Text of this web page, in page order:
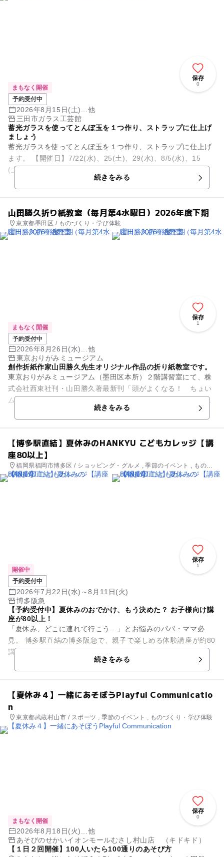
保存
0
まもなく開催
予約受付中
2026年8月15日(土)...他
三田市ガラス工芸館
蓄光ガラスを使ってとんぼ玉を１つ作り、ストラップに仕上げ
ましょう
蓄光ガラスを使ってとんぼ玉を１つ作り、ストラップに仕上げ
ます。 【開催日】7/22(水)、25(土)、29(水)、8/5(水)、15
(土)、19(水) 【開催時間】13:00～15:00 ...
続きをみる
山田勝久折り紙教室（毎月第4水曜日）2026年度下期
東京都墨田区 / ものづくり・学び体験
保存
1
まもなく開催
予約受付中
2026年8月26日(水)...他
東京おりがみミュージアム
創作折紙作家山田勝久先生オリジナル作品の折り紙教室です。
東京おりがみミュージアム（墨田区本所）２階講習室にて、株
式会社西東社刊・山田勝久著最新刊「頭がよくなる！ ちょい
ムズおりがみ」の著者で、日本折紙協会認定折紙講師でもある
山田勝久先生から、オリジナ...続きをみる
【博多駅直結】夏休みのHANKYU こどもカレッジ【講
座80以上】
福岡県福岡市博多区 / ショッピング・グルメ , 季節のイベント , ものづ
くり・学び体験 , 街なかイベント
保存
1
開催中
予約受付中
2026年7月22日(水)～8月11日(火)
博多阪急
【予約受付中】夏休みのおでかけ、もう決めた？ お子様向け講
座が80以上！
「夏休み、どこに連れて行こう…」とお悩みのパパ・ママ必
見。 博多駅直結の博多阪急で、親子で楽しめる体験講座が約80
講座も集結します。 憧れの職業になれる特別レッスンも! 丸福
続きをみる
【夏休み４】一緒にあそぼうPlayful Communicatio
n
東京都武蔵村山市 / スポーツ , 季節のイベント , ものづくり・学び体験
保存
0
まもなく開催
2026年8月18日(火)...他
あそびのせかいイオンモールむさし村山店 （キドキド）
【１日２回開催】100人いたら100通りのあそび方